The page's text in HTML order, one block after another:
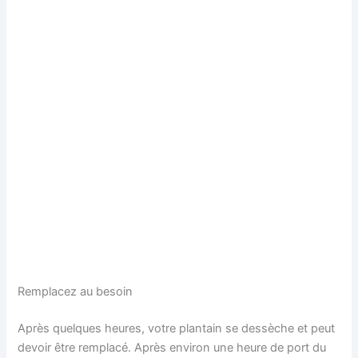
Remplacez au besoin
Après quelques heures, votre plantain se dessèche et peut
devoir être remplacé. Après environ une heure de port du